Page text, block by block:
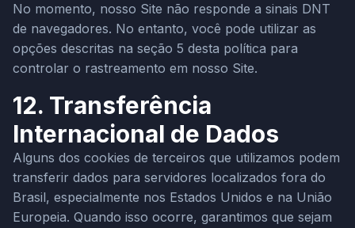
No momento, nosso Site não responde a sinais DNT
de navegadores. No entanto, você pode utilizar as
opções descritas na seção 5 desta política para
controlar o rastreamento em nosso Site.
12. Transferência
Internacional de Dados
Alguns dos cookies de terceiros que utilizamos podem
transferir dados para servidores localizados fora do
Brasil, especialmente nos Estados Unidos e na União
Europeia. Quando isso ocorre, garantimos que sejam